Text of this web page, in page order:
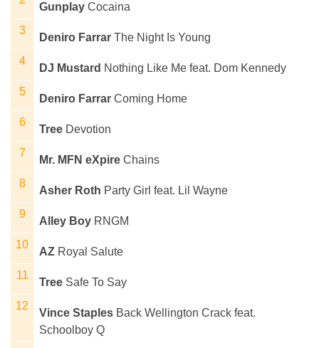
Gunplay Cocaina
Deniro Farrar The Night Is Young
DJ Mustard Nothing Like Me feat. Dom Kennedy
Deniro Farrar Coming Home
Tree Devotion
Mr. MFN eXpire Chains
Asher Roth Party Girl feat. Lil Wayne
Alley Boy RNGM
AZ Royal Salute
Tree Safe To Say
Vince Staples Back Wellington Crack feat.
Schoolboy Q